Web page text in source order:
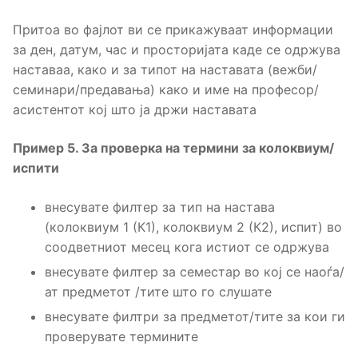
Притоа во фајлот ви се прикажуваат информации
за ден, датум, час и просторијата каде се одржува
наставаа, како и за типот на наставата (вежби/
семинари/предавања) како и име на професор/
асистентот кој што ја држи наставата
Пример 5. За проверка на термини за колоквиум/
испити
внесувате филтер за тип на настава
(колоквиум 1 (К1), колоквиум 2 (К2), испит) во
соодветниот месец кога истиот се одржува
внесувате филтер за семестар во кој се наоѓа/
ат предметот /тите што го слушате
внесувате филтри за предметот/тите за кои ги
проверувате термините